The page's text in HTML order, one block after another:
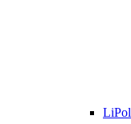
LiPol